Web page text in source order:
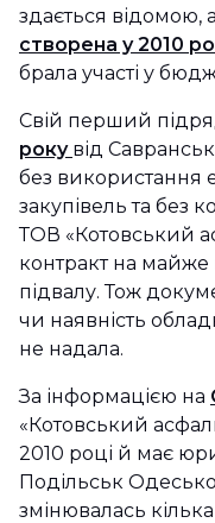
здається відомою,
створена у 2010
брала участі у
Свій перший
року від
без використання
закупівель та без
ТОВ «Котовський
контракт на майже
підвалу. Тож
чи наявність
не надала.
За інформацією на
«Котовський
2010 році й має
Подільськ
змінювалась